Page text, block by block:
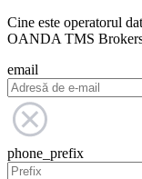
Cine este operatorul
OANDA TMS
email
phone_prefix